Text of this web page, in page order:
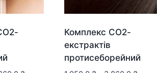
Комплекс СО2-
екстрактів
протисеборейний